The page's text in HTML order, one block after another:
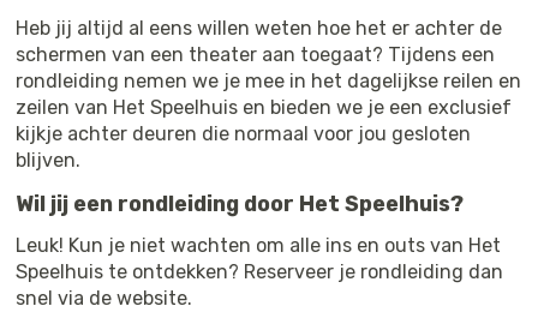
Heb jij altijd al eens willen weten hoe het er achter de
schermen van een theater aan toegaat? Tijdens een
rondleiding nemen we je mee in het dagelijkse reilen en
zeilen van Het Speelhuis en bieden we je een exclusief
kijkje achter deuren die normaal voor jou gesloten
blijven.
Wil jij een rondleiding door Het Speelhuis?
Leuk! Kun je niet wachten om alle ins en outs van Het
Speelhuis te ontdekken? Reserveer je rondleiding dan
snel via de website.